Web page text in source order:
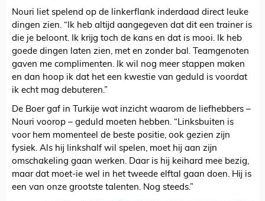
Nouri liet spelend op de linkerflank inderdaad direct leuke
dingen zien. “Ik heb altijd aangegeven dat dit een trainer is
die je beloont. Ik krijg toch de kans en dat is mooi. Ik heb
goede dingen laten zien, met en zonder bal. Teamgenoten
gaven me complimenten. Ik wil nog meer stappen maken
en dan hoop ik dat het een kwestie van geduld is voordat
ik echt mag debuteren.”
De Boer gaf in Turkije wat inzicht waarom de liefhebbers –
Nouri voorop – geduld moeten hebben. “Linksbuiten is
voor hem momenteel de beste positie, ook gezien zijn
fysiek. Als hij linkshalf wil spelen, moet hij aan zijn
omschakeling gaan werken. Daar is hij keihard mee bezig,
maar dat moet-ie wel in het tweede elftal gaan doen. Hij is
een van onze grootste talenten. Nog steeds.”